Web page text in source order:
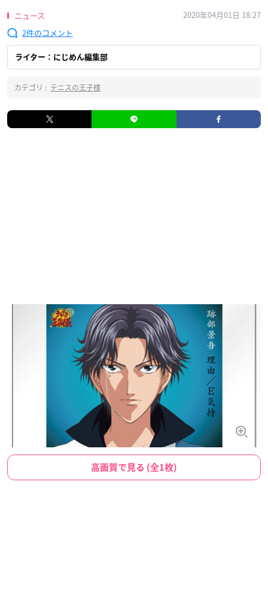
ニュース
2020年04月01日 18:27
2
ライター：にじめん編集部
カテゴリ : テニスの王子様
高画質で見る (全1枚)